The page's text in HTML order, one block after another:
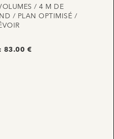
/ 4 M DE
/ PLAN OPTIMISÉ /
83.00 €